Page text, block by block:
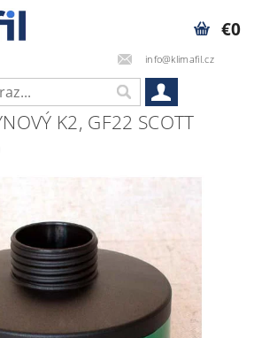
info@klimafil.cz
€0
K2, GF22 SCOTT